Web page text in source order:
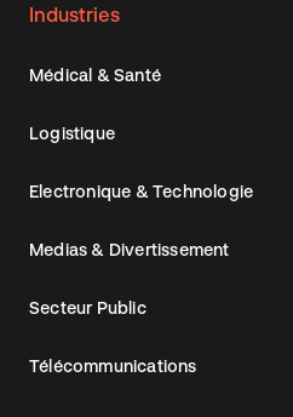
Industries
Médical & Santé
Logistique
Electronique & Technologie
Medias & Divertissement
Secteur Public
Télécommunications